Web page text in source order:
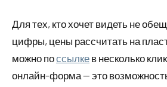
Для тех, кто хочет видеть не
цифры, цены рассчитать на
можно поссылке в несколько
онлайн-форма — это